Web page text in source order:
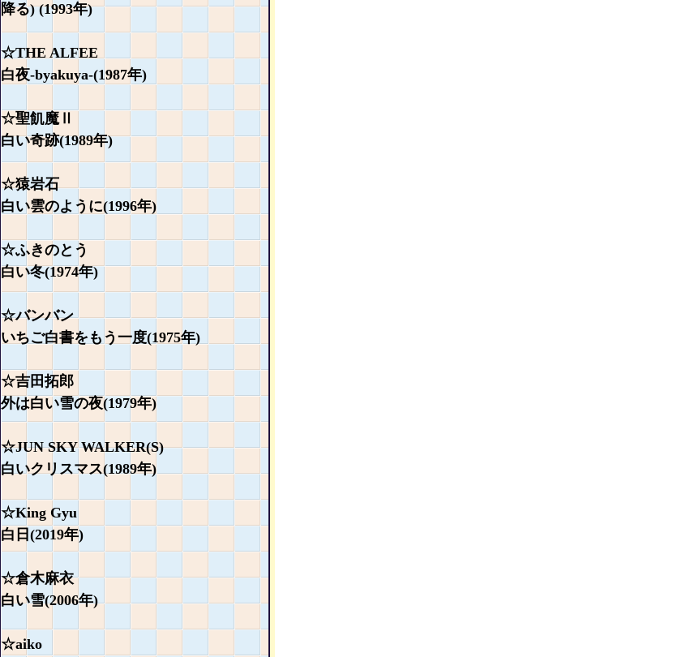
降る) (1993年)
☆THE ALFEE
白夜-byakuya-(1987年)
☆聖飢魔Ⅱ
白い奇跡(1989年)
☆猿岩石
白い雲のように(1996年)
☆ふきのとう
白い冬(1974年)
☆バンバン
いちご白書をもう一度(1975年)
☆吉田拓郎
外は白い雪の夜(1979年)
☆JUN SKY WALKER(S)
白いクリスマス(1989年)
☆King Gyu
白日(2019年)
☆倉木麻衣
白い雪(2006年)
☆aiko